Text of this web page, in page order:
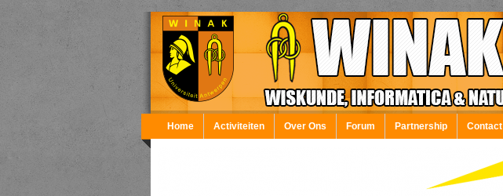
Overslaan en naar de inhoud gaan
Home Activiteiten Over Ons Forum Partnership Contact